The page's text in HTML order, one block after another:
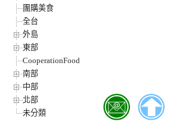
團購美食
全台
外島
東部
CooperationFood
南部
中部
北部
未分類